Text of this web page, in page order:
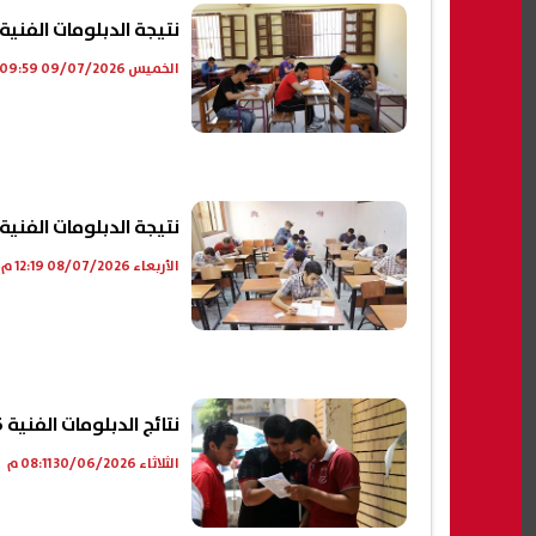
نتيجة الدبلومات الفنية 2026 برقم الجلوس على موقع
الخميس 09/07/2026 09:59 ص
نتيجة الدبلومات الفنية 2026.. "اعرف
الأربعاء 08/07/2026 12:19 م
نتائج الدبلومات الفنية 2026 .. رابط الاستعلام عن نتيجة دبلوم تجارة 2026
الثلاثاء 30/06/2026 08:11 م